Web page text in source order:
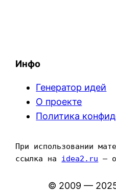
Инфо
Генератор идей
О проекте
Политика
При использовании
ссылка на idea2.ru —
© 2009 —